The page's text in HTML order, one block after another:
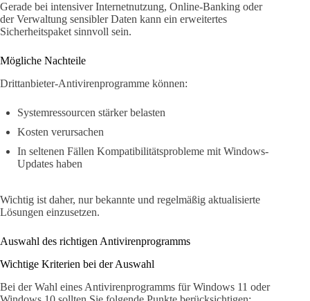
Gerade bei intensiver Internetnutzung, Online-Banking oder
der Verwaltung sensibler Daten kann ein erweitertes
Sicherheitspaket sinnvoll sein.
Mögliche Nachteile
Drittanbieter-Antivirenprogramme können:
Systemressourcen stärker belasten
Kosten verursachen
In seltenen Fällen Kompatibilitätsprobleme mit Windows-
Updates haben
Wichtig ist daher, nur bekannte und regelmäßig aktualisierte
Lösungen einzusetzen.
Auswahl des richtigen Antivirenprogramms
Wichtige Kriterien bei der Auswahl
Bei der Wahl eines Antivirenprogramms für Windows 11 oder